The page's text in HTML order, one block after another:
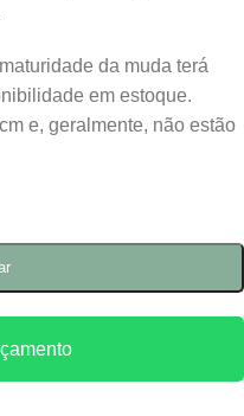
da muda terá
em estoque.
e, geralmente, não estão